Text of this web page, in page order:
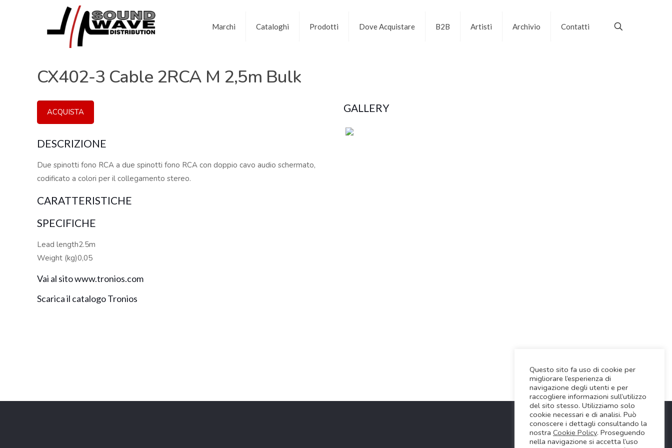
Marchi Cataloghi Prodotti Dove Acquistare B2B Artisti Archivio Contatti
CX402-3 Cable 2RCA M 2,5m Bulk
ACQUISTA
DESCRIZIONE
Due spinotti fono RCA a due spinotti fono RCA con doppio cavo audio schermato,
codificato a colori per il collegamento stereo.
CARATTERISTICHE
SPECIFICHE
Lead length2.5m
Weight (kg)0,05
Vai al sito www.tronios.com
Scarica il catalogo Tronios
GALLERY
Questo sito fa uso di cookie per
migliorare l’esperienza di
navigazione degli utenti e per
raccogliere informazioni sull’utilizzo
del sito stesso. Utilizziamo solo
cookie necessari e di analisi. Può
conoscere i dettagli consultando la
nostra Cookie Policy. Proseguendo
nella navigazione si accetta l’uso